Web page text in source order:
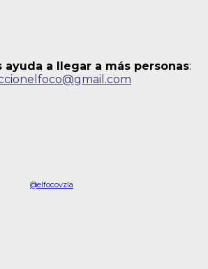
ayuda a llegar a más personas:
@elfocovzla